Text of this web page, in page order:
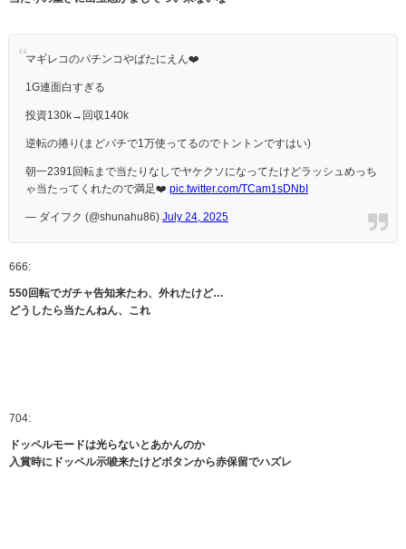
マギレコのパチンコやばたにえん❤️
1G連面白すぎる
投資130k→回収140k
逆転の捲り(まどパチで1万使ってるのでトントンですはい)
朝一2391回転まで当たりなしでヤケクソになってたけどラッシュめっち
ゃ当たってくれたので満足❤️ pic.twitter.com/TCam1sDNbI
— ダイフク (@shunahu86) July 24, 2025
666:
550回転でガチャ告知来たわ、外れたけど…
どうしたら当たんねん、これ
704:
ドッペルモードは光らないとあかんのか
入賞時にドッペル示唆来たけどボタンから赤保留でハズレ